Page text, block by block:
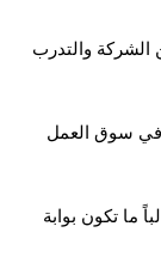
الشركة والتدرب
في سوق العمل
ما تكون بوابة